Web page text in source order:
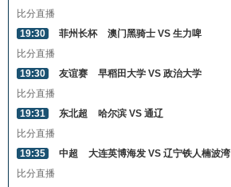
比分直播
19:30
菲州长杯
澳门黑骑士 VS 生力啤
比分直播
19:30
友谊赛
早稻田大学 VS 政治大学
比分直播
19:31
东北超
哈尔滨 VS 通辽
比分直播
19:35
中超
大连英博海发 VS 辽宁铁人楠波湾
比分直播